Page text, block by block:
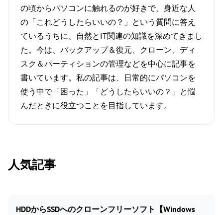
の頃からパソコンに触れるのが好きで、身近な人
の「これどうしたらいいの？」という質問に答え
ているうちに、自然とIT関連の知識を深めてきまし
た。今は、バックアップ＆復元、クローン、ディ
スク＆パーティションの管理などを中心に記事を
書いています。私の記事は、日常的にパソコンを
使う中で「困った」「どうしたらいいの？」と悩
んだときに役立つことを目指しています。
人気記事
HDDからSSDへのクローンフリーソフト【Windows